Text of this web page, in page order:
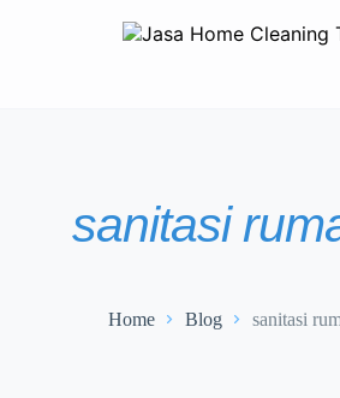
sanitasi
Home Blog sanitasi